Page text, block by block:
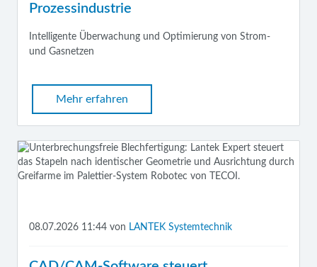
Prozessindustrie
Intelligente Überwachung und Optimierung von Strom-
und Gasnetzen
Mehr erfahren
08.07.2026 11:44 von LANTEK Systemtechnik